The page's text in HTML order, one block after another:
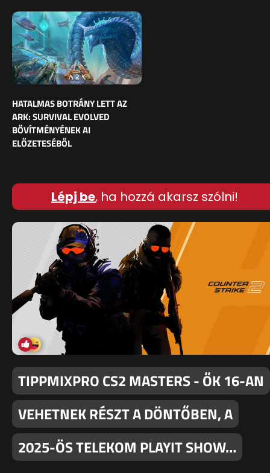
HATALMAS BOTRÁNY LETT AZ
ARK: SURVIVAL EVOLVED
BŐVÍTMÉNYÉNEK AI
ELŐZETESÉBŐL
Lépj be, ha hozzá akarsz szólni!
TIPPMIXPRO CS2 MASTERS - ŐK 16-AN
VEHETNEK RÉSZT A DÖNTŐBEN, A
2025-ÖS TELEKOM PLAYIT SHOW…